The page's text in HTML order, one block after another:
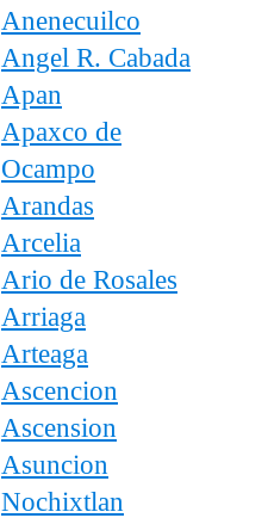
Anenecuilco
Angel R. Cabada
Apan
Apaxco de
Ocampo
Arandas
Arcelia
Ario de Rosales
Arriaga
Arteaga
Ascencion
Ascension
Asuncion
Nochixtlan